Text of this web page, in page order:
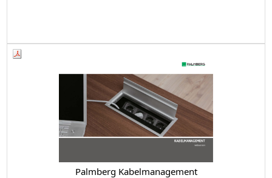
Palmberg Kabelmanagement